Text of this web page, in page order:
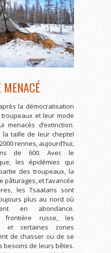
la démocratisation
et leur mode
menacés d’extinction.
la taille de leur cheptel
rennes, aujourd’hui,
de 600. Avec le
les épidémies qui
des troupeaux, la
pâturages, et l’avancée
les Tsaatans sont
plus au nord où
en abondance.
frontière russe, les
et certaines zones
de chasser ou de se
besoins de leurs bêtes.